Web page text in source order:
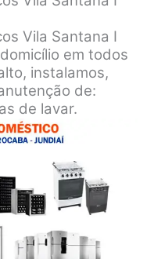
Vila Santana I
em todos
instalamos,
de:
de lavar.